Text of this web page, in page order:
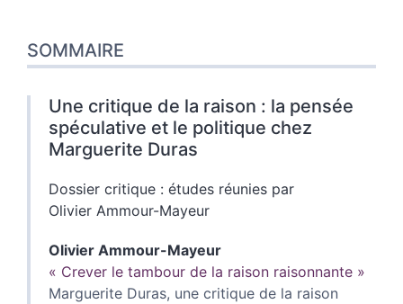
SOMMAIRE
Une critique de la raison : la pensée
spéculative et le politique chez
Marguerite Duras
Dossier critique : études réunies par
Olivier Ammour-Mayeur
Olivier Ammour-Mayeur
« Crever le tambour de la raison raisonnante »
Marguerite Duras, une critique de la raison